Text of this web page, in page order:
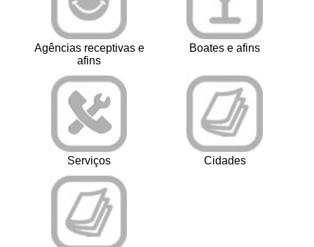
Agências receptivas e
afins
Boates e afins
Serviços Cidades